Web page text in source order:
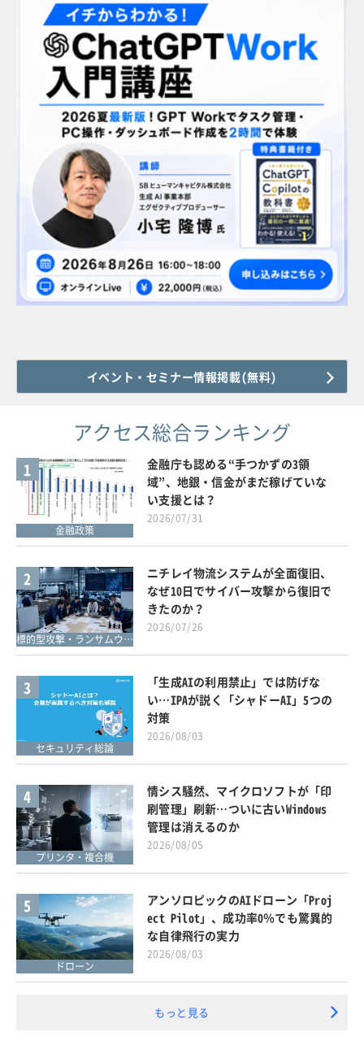
イベント・セミナー情報掲載(無料)
アクセス総合ランキング
1
金融政策
金融庁も認める“手つかずの3領
域”、地銀・信金がまだ稼げていな
い支援とは？
2026/07/31
2
標的型攻撃・ランサムウェア対策
ニチレイ物流システムが全面復旧、
なぜ10日でサイバー攻撃から復旧で
きたのか？
2026/07/26
3
セキュリティ総論
「生成AIの利用禁止」では防げな
い…IPAが説く「シャドーAI」5つの
対策
2026/08/03
4
プリンタ・複合機
情シス騒然、マイクロソフトが「印
刷管理」刷新…ついに古いWindows
管理は消えるのか
2026/08/05
5
ドローン
アンソロピックのAIドローン「Proj
ect Pilot」、成功率0％でも驚異的
な自律飛行の実力
2026/08/03
もっと見る